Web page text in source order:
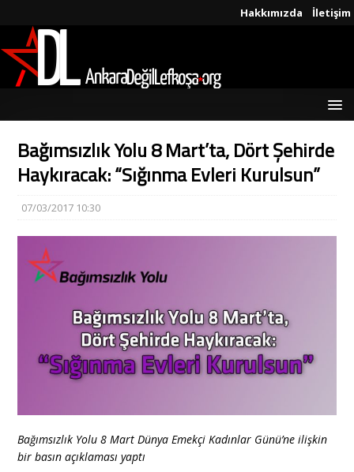
Hakkımızda İletişim
Bağımsızlık Yolu 8 Mart’ta, Dört Şehirde
Haykıracak: “Sığınma Evleri Kurulsun”
07/03/2017 10:30
Bağımsızlık Yolu 8 Mart Dünya Emekçi Kadınlar Günü’ne ilişkin
bir basın açıklaması yaptı